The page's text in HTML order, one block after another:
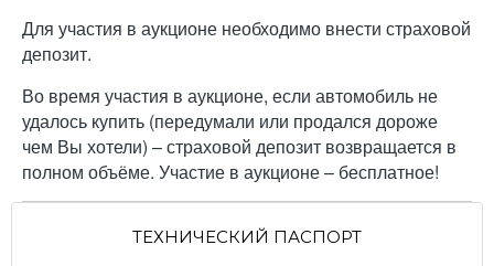
Для участия в аукционе необходимо внести страховой
депозит.
Во время участия в аукционе, если автомобиль не
удалось купить (передумали или продался дороже
чем Вы хотели) – страховой депозит возвращается в
полном объёме. Участие в аукционе – бесплатное!
ТЕХНИЧЕСКИЙ ПАСПОРТ